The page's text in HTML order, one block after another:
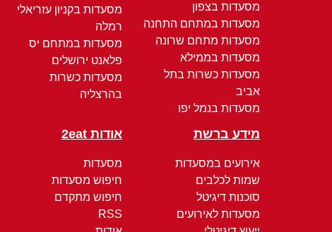
מסעדות בצפון
מסעדות במתחם התחנה
מסעדות מתחם שרונה
מסעדות בממילא
מסעדות כשרות בתל
אביב
מסעדות בנמל יפו
מסעדות בקניון עזריאלי
רמלה
מסעדות במתחם יס
פלאנט ירושלים
מסעדות כשרות
בהרצליה
מידע ברשת
אירועים במסעדות
שמות לכלבים
סוכנות דיגיטל
מסעדות לאירועים
אודות 2eat
מסעדות
חיפוש מסעדות
חיפוש מתקדם
RSS